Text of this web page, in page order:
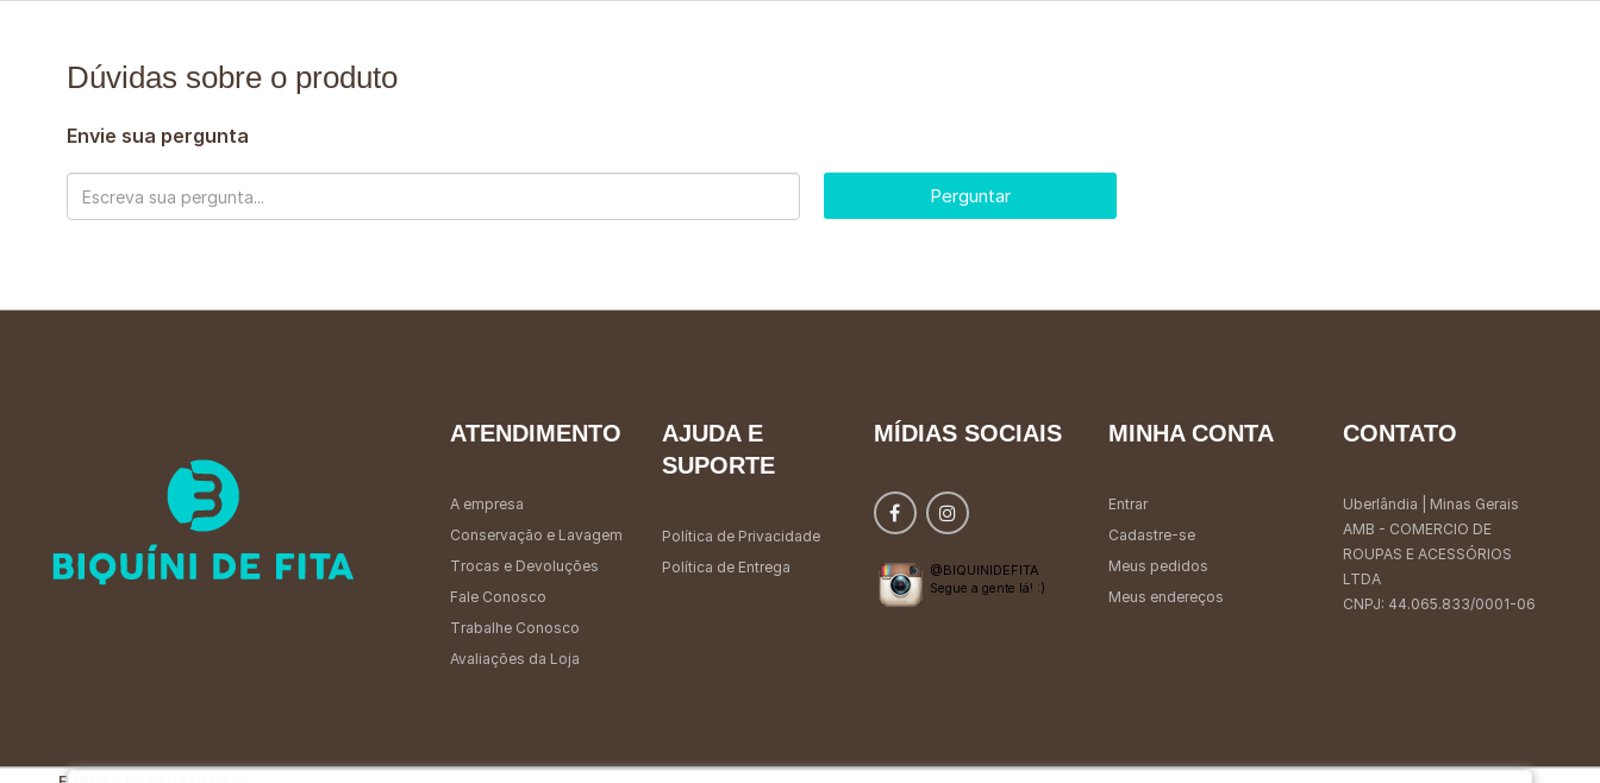
Dúvidas sobre o produto
Envie sua pergunta
Perguntar
ATENDIMENTO
A empresa
Conservação e Lavagem
Trocas e Devoluções
Fale Conosco
Trabalhe Conosco
Avaliações da Loja
AJUDA E
SUPORTE
Política de Privacidade
Política de Entrega
MÍDIAS SOCIAIS
@BIQUINIDEFITA
Segue a gente lá! :)
MINHA CONTA
Entrar
Cadastre-se
Meus pedidos
Meus endereços
CONTATO
Uberlândia | Minas Gerais
AMB - COMERCIO DE
ROUPAS E ACESSÓRIOS
LTDA
CNPJ: 44.065.833/0001-06